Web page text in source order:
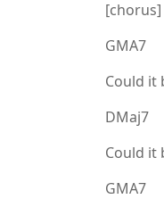
[chorus]
Could it
Could it